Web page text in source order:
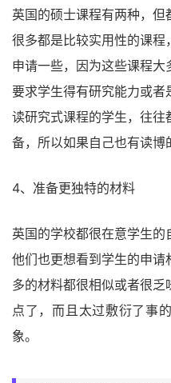
英国的硕士课程有两种，
很多都是比较实用性的课
申请一些，因为这些课程
要求学生得有研究能力或
读研究式课程的学生，往
备，所以如果自己也有读博
4、准备更独特的材料
英国的学校都很在意学生的
他们也更想看到学生的申
多的材料都很相似或者很
点了，而且太过敷衍了事
象。